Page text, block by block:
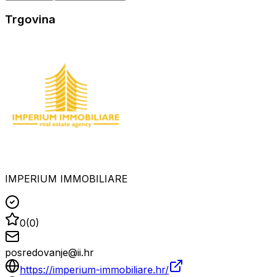
Trgovina
IMPERIUM IMMOBILIARE
0(0)
posredovanje@ii.hr
https://imperium-immobiliare.hr/